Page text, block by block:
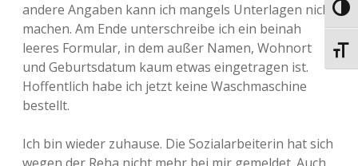
andere Angaben kann ich mangels Unterlagen nicht
machen. Am Ende unterschreibe ich ein beinah
leeres Formular, in dem außer Namen, Wohnort
und Geburtsdatum kaum etwas eingetragen ist.
Hoffentlich habe ich jetzt keine Waschmaschine
bestellt.
Ich bin wieder zuhause. Die Sozialarbeiterin hat sich